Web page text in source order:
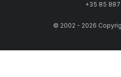
+35 85
© 2002 - 2026